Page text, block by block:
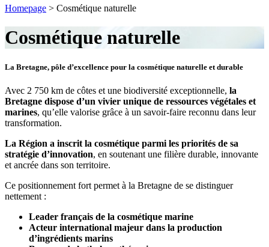
Homepage > Cosmétique naturelle
Cosmétique naturelle
La Bretagne, pôle d’excellence pour la cosmétique naturelle et durable
Avec 2 750 km de côtes et une biodiversité exceptionnelle, la
Bretagne dispose d’un vivier unique de ressources végétales et
marines, qu’elle valorise grâce à un savoir-faire reconnu dans leur
transformation.
La Région a inscrit la cosmétique parmi les priorités de sa
stratégie d’innovation, en soutenant une filière durable, innovante
et ancrée dans son territoire.
Ce positionnement fort permet à la Bretagne de se distinguer
nettement :
Leader français de la cosmétique marine
Acteur international majeur dans la production
d’ingrédients marins